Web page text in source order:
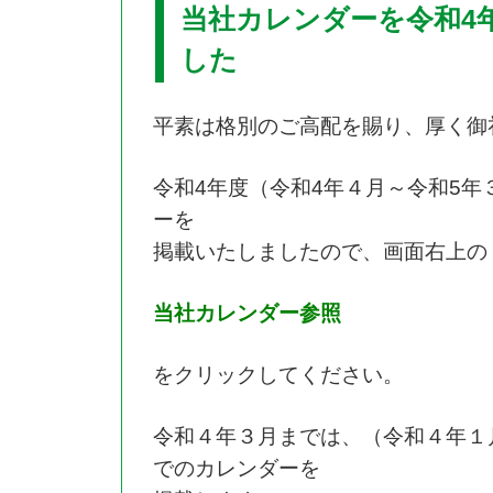
当社カレンダーを令和4
した
平素は格別のご高配を賜り、厚く
令和4年度（令和4年４月～令和5年
ーを
掲載いたしましたので、画面右上の
当社カレンダー参照
をクリックしてください。
令和４年３月までは、（令和４年
でのカレンダーを